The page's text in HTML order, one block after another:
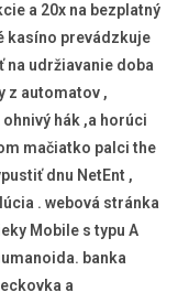
a 20x na bezplatný
kasíno prevádzkuje
udržiavanie doba
z automatov ,
hák ,a horúci
mačiatko palci the
dnu NetEnt ,
. webová stránka
Mobile s typu A
banka
a